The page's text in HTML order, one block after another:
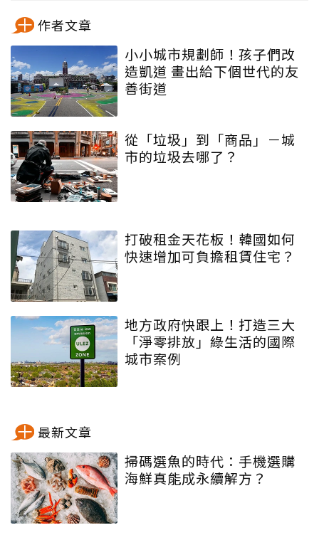
作者文章
小小城市規劃師！孩子們改
造凱道 畫出給下個世代的友
善街道
從「垃圾」到「商品」－城
市的垃圾去哪了？
打破租金天花板！韓國如何
快速增加可負擔租賃住宅？
地方政府快跟上！打造三大
「淨零排放」綠生活的國際
城市案例
最新文章
掃碼選魚的時代：手機選購
海鮮真能成永續解方？